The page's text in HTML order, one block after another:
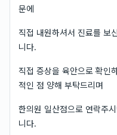
문에
직접 내원하셔서 진료를 보
니다.
직접 증상을 육안으로 확인
적인 점 양해 부탁드리며
한의원 일산점으로 연락주
니다.